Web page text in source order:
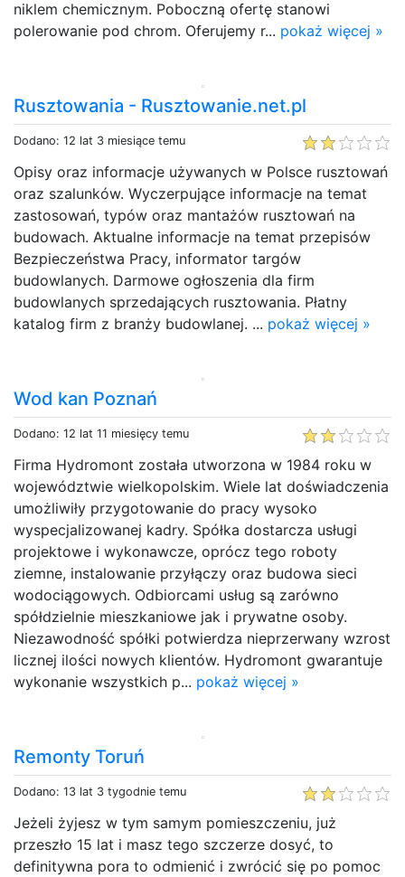
niklem chemicznym. Poboczną ofertę stanowi
polerowanie pod chrom. Oferujemy r... pokaż więcej »
Rusztowania - Rusztowanie.net.pl
Dodano: 12 lat 3 miesiące temu
Opisy oraz informacje używanych w Polsce rusztowań
oraz szalunków. Wyczerpujące informacje na temat
zastosowań, typów oraz mantażów rusztowań na
budowach. Aktualne informacje na temat przepisów
Bezpieczeństwa Pracy, informator targów
budowlanych. Darmowe ogłoszenia dla firm
budowlanych sprzedających rusztowania. Płatny
katalog firm z branży budowlanej. ... pokaż więcej »
Wod kan Poznań
Dodano: 12 lat 11 miesięcy temu
Firma Hydromont została utworzona w 1984 roku w
województwie wielkopolskim. Wiele lat doświadczenia
umożliwiły przygotowanie do pracy wysoko
wyspecjalizowanej kadry. Spółka dostarcza usługi
projektowe i wykonawcze, oprócz tego roboty
ziemne, instalowanie przyłączy oraz budowa sieci
wodociągowych. Odbiorcami usług są zarówno
spółdzielnie mieszkaniowe jak i prywatne osoby.
Niezawodność spółki potwierdza nieprzerwany wzrost
licznej ilości nowych klientów. Hydromont gwarantuje
wykonanie wszystkich p... pokaż więcej »
Remonty Toruń
Dodano: 13 lat 3 tygodnie temu
Jeżeli żyjesz w tym samym pomieszczeniu, już
przeszło 15 lat i masz tego szczerze dosyć, to
definitywna pora to odmienić i zwrócić się po pomoc